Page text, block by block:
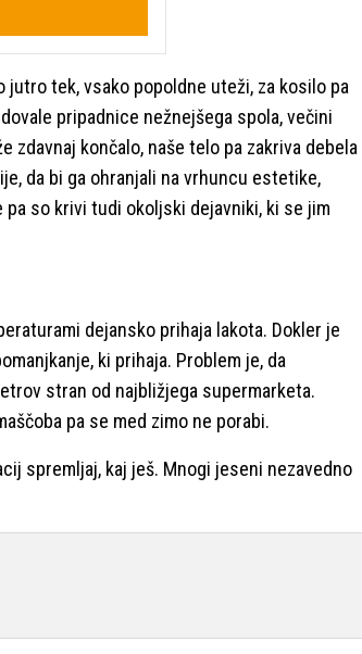
tek, vsako popoldne uteži, za kosilo pa
pripadnice nežnejšega spola, večini
zdavnaj končalo, naše telo pa zakriva debela
da bi ga ohranjali na vrhuncu estetike,
so krivi tudi okoljski dejavniki, ki se jim
dejansko prihaja lakota. Dokler je
ki prihaja. Problem je, da
stran od najbližjega supermarketa.
pa se med zimo ne porabi.
spremljaj, kaj ješ. Mnogi jeseni nezavedno